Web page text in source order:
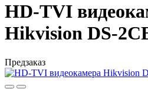
HD-TVI
Hikvision DS-
Предзаказ